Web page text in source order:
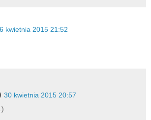
kwietnia 2015 21:52
30 kwietnia 2015 20:57